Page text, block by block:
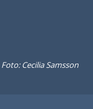
Foto: Cecilia Samsson